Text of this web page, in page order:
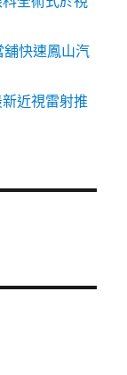
快速鳳山汽
近視雷射推